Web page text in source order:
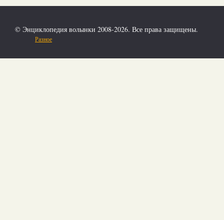
© Энциклопедия волынки 2008-2026. Все права защищены.
Разное